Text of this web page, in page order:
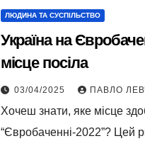
ЛЮДИНА ТА СУСПІЛЬСТВО
Україна на
місце посіла
03/04/2025 ПАВЛО
Хочеш знати, яке місце
“Євробаченні-2022”? Цей